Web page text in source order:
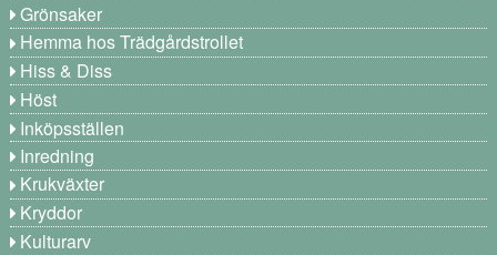
Grönsaker
Hemma hos Trädgårdstrollet
Hiss & Diss
Höst
Inköpsställen
Inredning
Krukväxter
Kryddor
Kulturarv